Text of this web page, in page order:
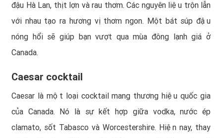
đậu Hà Lan, thịt lợn và rau thơm. Các nguyên liệu trộn lẫn
với nhau tạo ra hương vị thơm ngon. Một bát súp đậu
nóng hổi sẽ giúp bạn vượt qua mùa đông lạnh giá ở
Canada.
Caesar cocktail
Caesar là một loại cocktail mang thương hiệu quốc gia
của Canada. Nó là sự kết hợp giữa vodka, nước ép
clamato, sốt Tabasco và Worcestershire. Hiện nay, thay